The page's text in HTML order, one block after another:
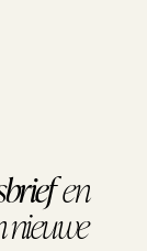
en
nieuwe